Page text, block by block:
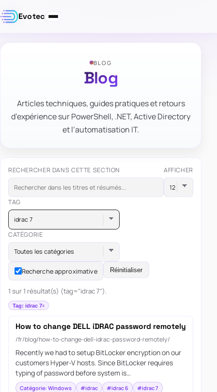
Evotec
BLOG
Blog
Articles techniques, guides pratiques et retours
d’expérience sur PowerShell, .NET, Active Directory
et l’automatisation IT.
RECHERCHER DANS CETTE SECTION AFFICHER
TAG
idrac 7
CATÉGORIE
Toutes les catégories
Recherche approximative Réinitialiser
1 sur 1 résultat(s) (tag="idrac 7").
Tag: idrac 7
How to change DELL iDRAC password remotely
/fr/blog/how-to-change-dell-idrac-password-remotely/
Recently we had to setup BitLocker encryption on our
customers Hyper-V hosts. Since BitLocker requires
typing of password before system is…
Catégorie: Windows #idrac #idrac 6 #idrac 7